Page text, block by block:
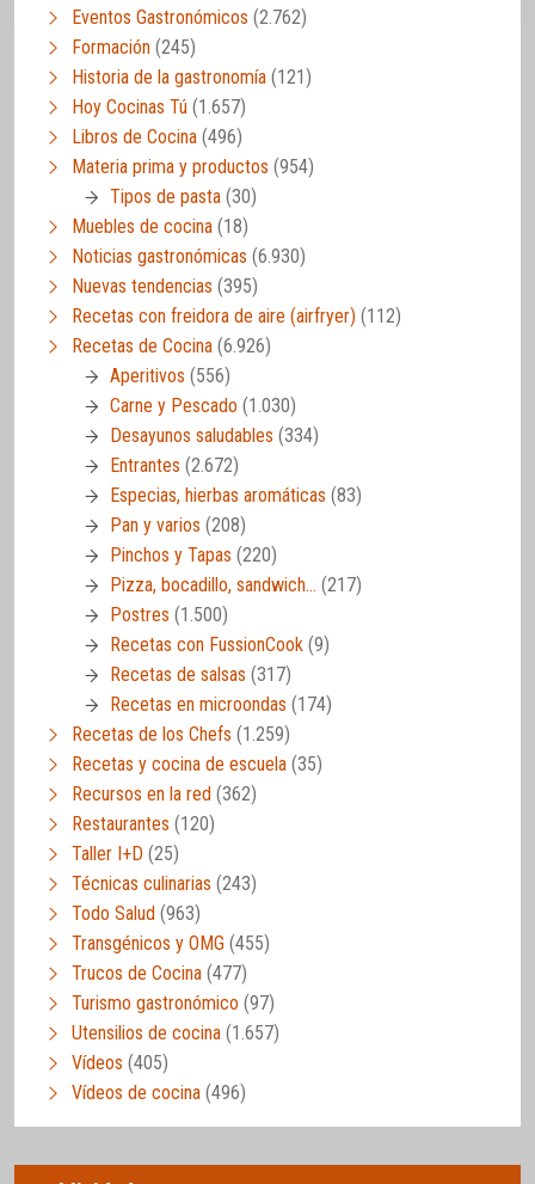
Eventos Gastronómicos (2.762)
Formación (245)
Historia de la gastronomía (121)
Hoy Cocinas Tú (1.657)
Libros de Cocina (496)
Materia prima y productos (954)
Tipos de pasta (30)
Muebles de cocina (18)
Noticias gastronómicas (6.930)
Nuevas tendencias (395)
Recetas con freidora de aire (airfryer) (112)
Recetas de Cocina (6.926)
Aperitivos (556)
Carne y Pescado (1.030)
Desayunos saludables (334)
Entrantes (2.672)
Especias, hierbas aromáticas (83)
Pan y varios (208)
Pinchos y Tapas (220)
Pizza, bocadillo, sandwich… (217)
Postres (1.500)
Recetas con FussionCook (9)
Recetas de salsas (317)
Recetas en microondas (174)
Recetas de los Chefs (1.259)
Recetas y cocina de escuela (35)
Recursos en la red (362)
Restaurantes (120)
Taller I+D (25)
Técnicas culinarias (243)
Todo Salud (963)
Transgénicos y OMG (455)
Trucos de Cocina (477)
Turismo gastronómico (97)
Utensilios de cocina (1.657)
Vídeos (405)
Vídeos de cocina (496)